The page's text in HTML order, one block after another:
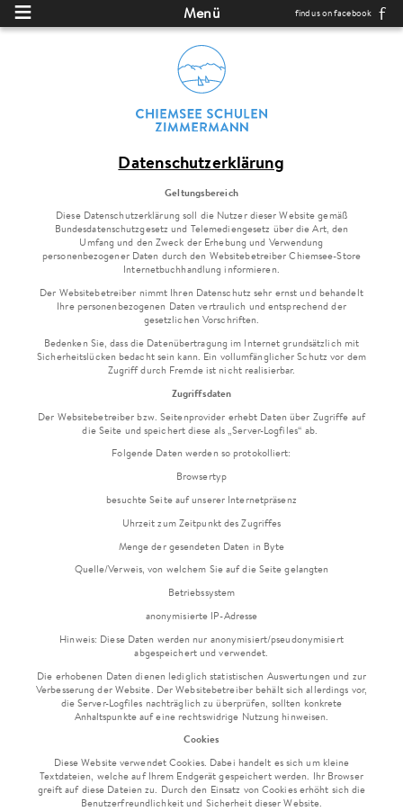
Direkt zum Inhalt
Menü find us on facebook
Datenschutzerklärung
Geltungsbereich
Diese Datenschutzerklärung soll die Nutzer dieser Website gemäß
Bundesdatenschutzgesetz und Telemediengesetz über die Art, den
Umfang und den Zweck der Erhebung und Verwendung
personenbezogener Daten durch den Websitebetreiber Chiemsee-Store
Internetbuchhandlung informieren.
Der Websitebetreiber nimmt Ihren Datenschutz sehr ernst und behandelt
Ihre personenbezogenen Daten vertraulich und entsprechend der
gesetzlichen Vorschriften.
Bedenken Sie, dass die Datenübertragung im Internet grundsätzlich mit
Sicherheitslücken bedacht sein kann. Ein vollumfänglicher Schutz vor dem
Zugriff durch Fremde ist nicht realisierbar.
Zugriffsdaten
Der Websitebetreiber bzw. Seitenprovider erhebt Daten über Zugriffe auf
die Seite und speichert diese als „Server-Logfiles“ ab.
Folgende Daten werden so protokolliert:
Browsertyp
besuchte Seite auf unserer Internetpräsenz
Uhrzeit zum Zeitpunkt des Zugriffes
Menge der gesendeten Daten in Byte
Quelle/Verweis, von welchem Sie auf die Seite gelangten
Betriebssystem
anonymisierte IP-Adresse
Hinweis: Diese Daten werden nur anonymisiert/pseudonymisiert
abgespeichert und verwendet.
Die erhobenen Daten dienen lediglich statistischen Auswertungen und zur
Verbesserung der Website. Der Websitebetreiber behält sich allerdings vor,
die Server-Logfiles nachträglich zu überprüfen, sollten konkrete
Anhaltspunkte auf eine rechtswidrige Nutzung hinweisen.
Cookies
Diese Website verwendet Cookies. Dabei handelt es sich um kleine
Textdateien, welche auf Ihrem Endgerät gespeichert werden. Ihr Browser
greift auf diese Dateien zu. Durch den Einsatz von Cookies erhöht sich die
Benutzerfreundlichkeit und Sicherheit dieser Website.